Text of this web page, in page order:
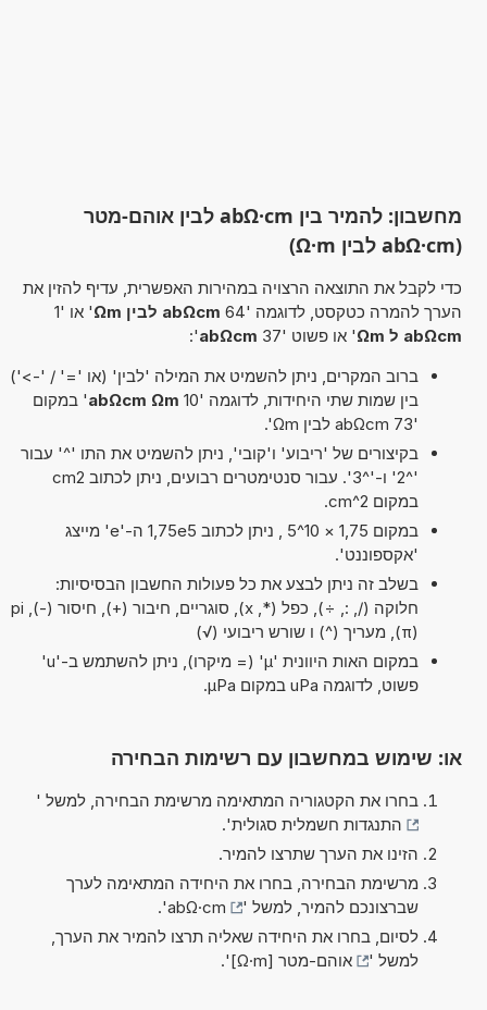
מחשבון: להמיר בין abΩ·cm לבין אוהם-מטר
(abΩ·cm לבין Ω·m)
כדי לקבל את התוצאה הרצויה במהירות האפשרית, עדיף להזין את
הערך להמרה כטקסט, לדוגמה '64
abΩcm לבין Ωm
' או '1
abΩcm ל Ωm
' או פשוט '37 abΩcm
':
ברוב המקרים, ניתן להשמיט את המילה 'לבין' (או '=' / '->')
בין שמות שתי היחידות, לדוגמה '10
abΩcm Ωm' במקום
'73 abΩcm לבין Ωm'.
בקיצורים של 'ריבוע' ו'קובי', ניתן להשמיט את התו '^' עבור
'^2' ו-'^3'. עבור סנטימטרים רבועים, ניתן לכתוב cm2
במקום cm^2.
במקום 1,75 × 10^5 , ניתן לכתוב 1,75e5 ה-'e' מייצג
'אקספוננט'.
בשלב זה ניתן לבצע את כל פעולות החשבון הבסיסיות:
חלוקה (/, :, ÷), כפל (*, x), סוגריים, חיבור (+), חיסור (-), pi
(π), מעריך (^) ו שורש ריבועי (√)
במקום האות היוונית 'µ' (= מיקרו), ניתן להשתמש ב-'u'
פשוט, לדוגמה uPa במקום µPa.
או: שימוש במחשבון עם רשימות הבחירה
בחרו את הקטגוריה המתאימה מרשימת הבחירה, למשל '
התנגדות חשמלית סגולית'.
הזינו את הערך שתרצו להמיר.
מרשימת הבחירה, בחרו את היחידה המתאימה לערך
שברצונכם להמיר, למשל '
abΩ·cm
'.
לסיום, בחרו את היחידה שאליה תרצו להמיר את הערך,
למשל '
אוהם-מטר [Ω·m] '.